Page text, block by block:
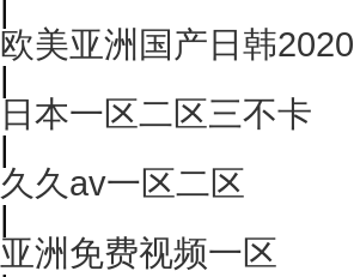
|
欧美亚洲国产日韩2020
|
日本一区二区三不卡
|
久久av一区二区
|
亚洲免费视频一区